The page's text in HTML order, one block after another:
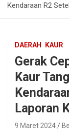
Kendaraan R2
DAERAH KAUR
Gerak
Kaur
Laporan
9 Maret 2024